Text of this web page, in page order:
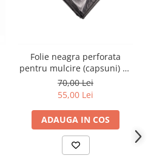
Folie neagra perforata
pentru mulcire (capsuni) 30
microni 1.4 x 50 m
70,00 Lei
55,00 Lei
ADAUGA IN COS